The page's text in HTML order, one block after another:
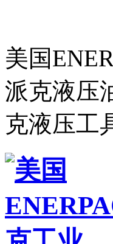
美国
派克液压
克液压工